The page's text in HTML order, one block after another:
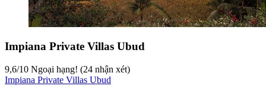
Impiana Private Villas Ubud
9,6/10 Ngoại hạng! (24 nhận xét)
Impiana Private Villas Ubud